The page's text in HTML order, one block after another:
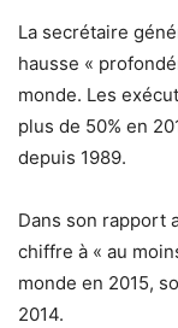
La secrétaire
hausse «
monde. Les
plus de 50% en
depuis 1989.
Dans son rapport
chiffre à « au
monde en 2015,
2014.